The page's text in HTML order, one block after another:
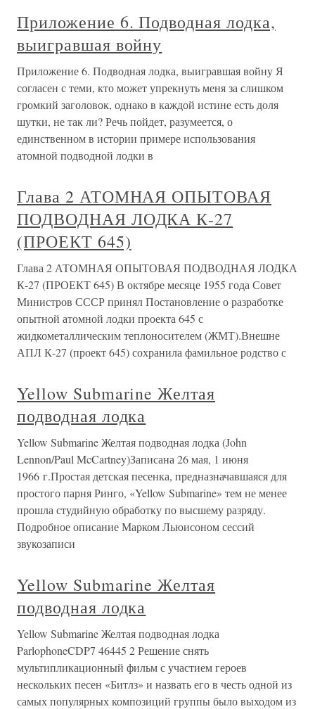
Приложение 6. Подводная лодка,
выигравшая войну
Приложение 6. Подводная лодка, выигравшая войну Я
согласен с теми, кто может упрекнуть меня за слишком
громкий заголовок, однако в каждой истине есть доля
шутки, не так ли? Речь пойдет, разумеется, о
единственном в истории примере использования
атомной подводной лодки в
Глава 2 АТОМНАЯ ОПЫТОВАЯ
ПОДВОДНАЯ ЛОДКА К-27
(ПРОЕКТ 645)
Глава 2 АТОМНАЯ ОПЫТОВАЯ ПОДВОДНАЯ ЛОДКА
К-27 (ПРОЕКТ 645) В октябре месяце 1955 года Совет
Министров СССР принял Постановление о разработке
опытной атомной лодки проекта 645 с
жидкометаллическим теплоносителем (ЖМТ).Внешне
АПЛ К-27 (проект 645) сохранила фамильное родство с
Yellow Submarine Желтая
подводная лодка
Yellow Submarine Желтая подводная лодка (John
Lennon/Paul McCartney)Записана 26 мая, 1 июня
1966 г.Простая детская песенка, предназначавшаяся для
простого парня Ринго, «Yellow Submarine» тем не менее
прошла студийную обработку по высшему разряду.
Подробное описание Марком Льюисоном сессий
звукозаписи
Yellow Submarine Желтая
подводная лодка
Yellow Submarine Желтая подводная лодка
ParlophoneCDP7 46445 2 Решение снять
мультипликационный фильм с участием героев
нескольких песен «Битлз» и назвать его в честь одной из
самых популярных композиций группы было выходом из